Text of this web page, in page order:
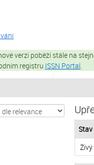
verzi poběží stále na
registru ISSN Portal.
Stav
Živý